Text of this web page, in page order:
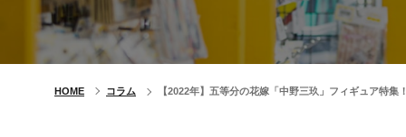
HOME コラム 【2022年】五等分の花嫁「中野三玖」フィギュア特集